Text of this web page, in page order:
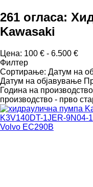
261 огласа:
Kawasaki
Цена: 100 € - 6.500 €
Филтер
Сортирање: Датум на
Датум на објавување
Година на
производство - прво